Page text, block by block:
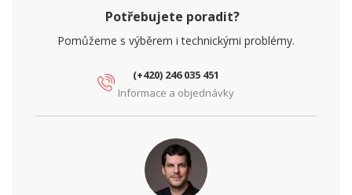
45
NAPÁJENÍ
Zálohovaný
10/100/1000
Potřebujete poradit?
Pomůžeme s výběrem i technickými problémy.
(+420) 246 035 451
Informace a objednávky